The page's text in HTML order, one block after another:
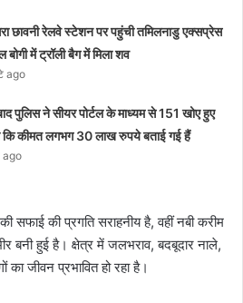
छावनी रेलवे स्टेशन पर पहुंची तमिलनाडु एक्सप्रेस
में ट्रॉली बैग में मिला शव
ago
पुलिस ने सीयर पोर्टल के माध्यम से 151 खोए हुए
कि कीमत लगभग 30 लाख रुपये बताई गई हैं
ago
सफाई की प्रगति सराहनीय है, वहीं नबी करीम
बनी हुई है। क्षेत्र में जलभराव, बदबूदार नाले,
जीवन प्रभावित हो रहा है।